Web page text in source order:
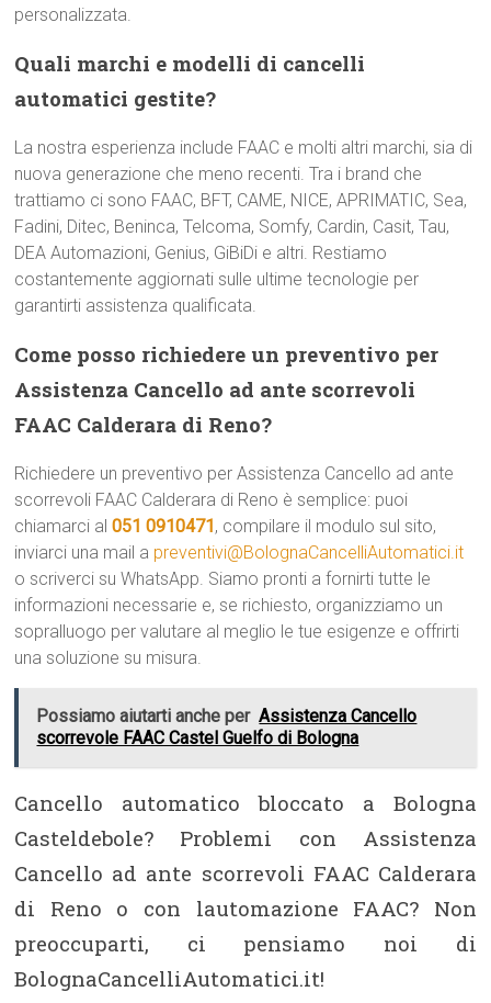
personalizzata.
Quali marchi e modelli di cancelli
automatici gestite?
La nostra esperienza include FAAC e molti altri marchi, sia di
nuova generazione che meno recenti. Tra i brand che
trattiamo ci sono FAAC, BFT, CAME, NICE, APRIMATIC, Sea,
Fadini, Ditec, Beninca, Telcoma, Somfy, Cardin, Casit, Tau,
DEA Automazioni, Genius, GiBiDi e altri. Restiamo
costantemente aggiornati sulle ultime tecnologie per
garantirti assistenza qualificata.
Come posso richiedere un preventivo per
Assistenza Cancello ad ante scorrevoli
FAAC Calderara di Reno?
Richiedere un preventivo per Assistenza Cancello ad ante
scorrevoli FAAC Calderara di Reno è semplice: puoi
chiamarci al051 0910471, compilare il modulo sul sito,
inviarci una mail a preventivi@BolognaCancelliAutomatici.it
o scriverci su WhatsApp. Siamo pronti a fornirti tutte le
informazioni necessarie e, se richiesto, organizziamo un
sopralluogo per valutare al meglio le tue esigenze e offrirti
una soluzione su misura.
Possiamo aiutarti anche per Assistenza Cancello
scorrevole FAAC Castel Guelfo di Bologna
Cancello automatico bloccato a Bologna
Casteldebole? Problemi con Assistenza
Cancello ad ante scorrevoli FAAC Calderara
di Reno o con lautomazione FAAC? Non
preoccuparti, ci pensiamo noi di
BolognaCancelliAutomatici.it!